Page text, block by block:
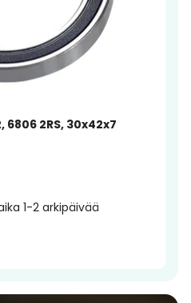
6806 2RS, 30x42x7
1-2 arkipäivää